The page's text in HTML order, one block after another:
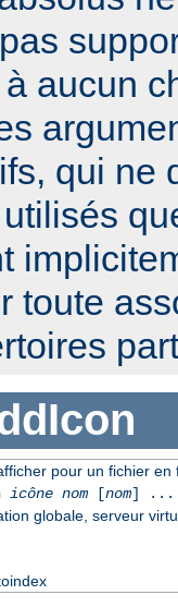
aucun
qui ne
toute
pour un fichier en
icône nom[nom] ...
globale, serveur